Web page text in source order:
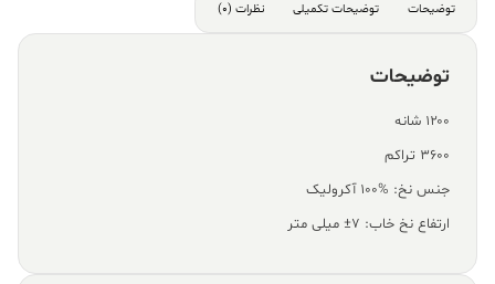
توضیحات توضیحات تکمیلی نظرات (0)
توضیحات
۱۲۰۰ شانه
۳۶۰۰ تراکم
جنس نخ: %100 آکرولیک
ارتفاع نخ خاب: ۷± میلی متر